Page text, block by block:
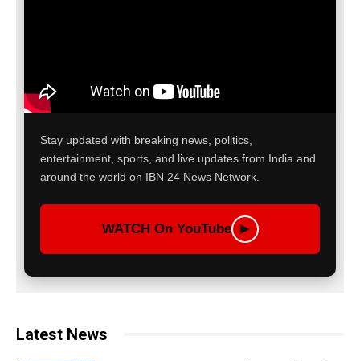
Stay updated with breaking news, politics,
entertainment, sports, and live updates from India and
around the world on IBN 24 News Network.
WATCH On YouTube ▶
Latest News